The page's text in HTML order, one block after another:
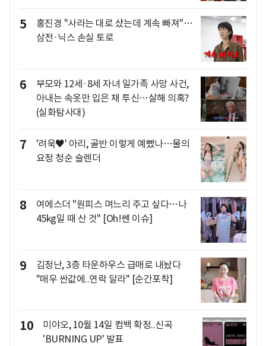
5
홍진경 "사라는 대로 샀는데 계속 빠져"…
삼전·닉스 손실 토로
6
부모와 12세·8세 자녀 일가족 사망 사건,
아내는 속옷만 입은 채 투신…살해 의혹?
(실화탐사대)
7
'려욱♥' 아리, 골반 이렇게 예뻤나…물의
요정 청순 슬렌더
8
여에스더 "원피스 며느리 주고 싶다…나
45kg일 때 산 것" [Oh!쎈 이슈]
9
김정난, 3층 타운하우스 급매로 내놨다
"매우 싼값에..연락 달라" [순간포착]
10
미야오, 10월 14일 컴백 확정..신곡
'BURNING UP' 발표